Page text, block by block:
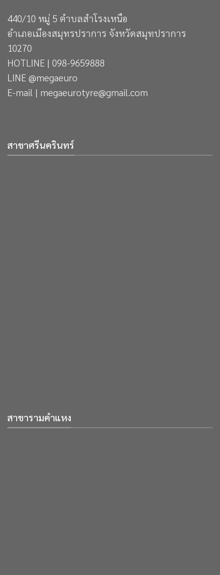
440/10 หมู่ 5 ตำบลสำโรงเหนือ
อำเภอเมืองสมุทรปราการ จังหวัดสมุทปราการ
10270
HOTLINE | 098-9659888
LINE @megaeuro
E-mail | megaeurotyre@gmail.com
สาขาศรีนครินทร์
สาขารามคำแหง